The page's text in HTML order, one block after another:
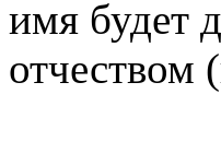
имя будет
отчеством